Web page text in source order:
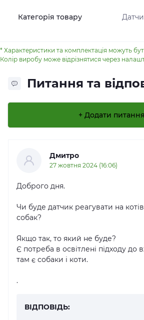
Категорія товару
* Характеристики та комплектація можуть
Колір виробу може відрізнятися через
Питання та
+ Додати питання
Дмитро
27 жовтня 2024 (16:06)
Доброго дня.
Чи буде датчик реагувати на
собак?
Якщо так, то який не буде?
Є потреба в освітлені підходу до
там є собаки і коти.
.
ВІДПОВІДЬ: